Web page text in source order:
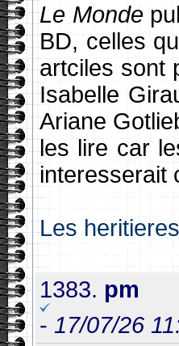
Le Monde
BD, celles
artciles sont
Isabelle
Ariane
les lire car
interesserait
Les
1383. pm
- 17/07/26